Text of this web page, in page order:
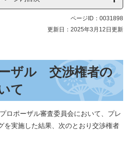
ページID：0031898
更新日：2025年3月12日更新
ザル 交渉権者の
て
ロポーザル審査委員会において、プレ
を実施した結果、次のとおり交渉権者